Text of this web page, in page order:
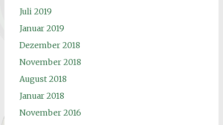
Juli 2019
Januar 2019
Dezember 2018
November 2018
August 2018
Januar 2018
November 2016